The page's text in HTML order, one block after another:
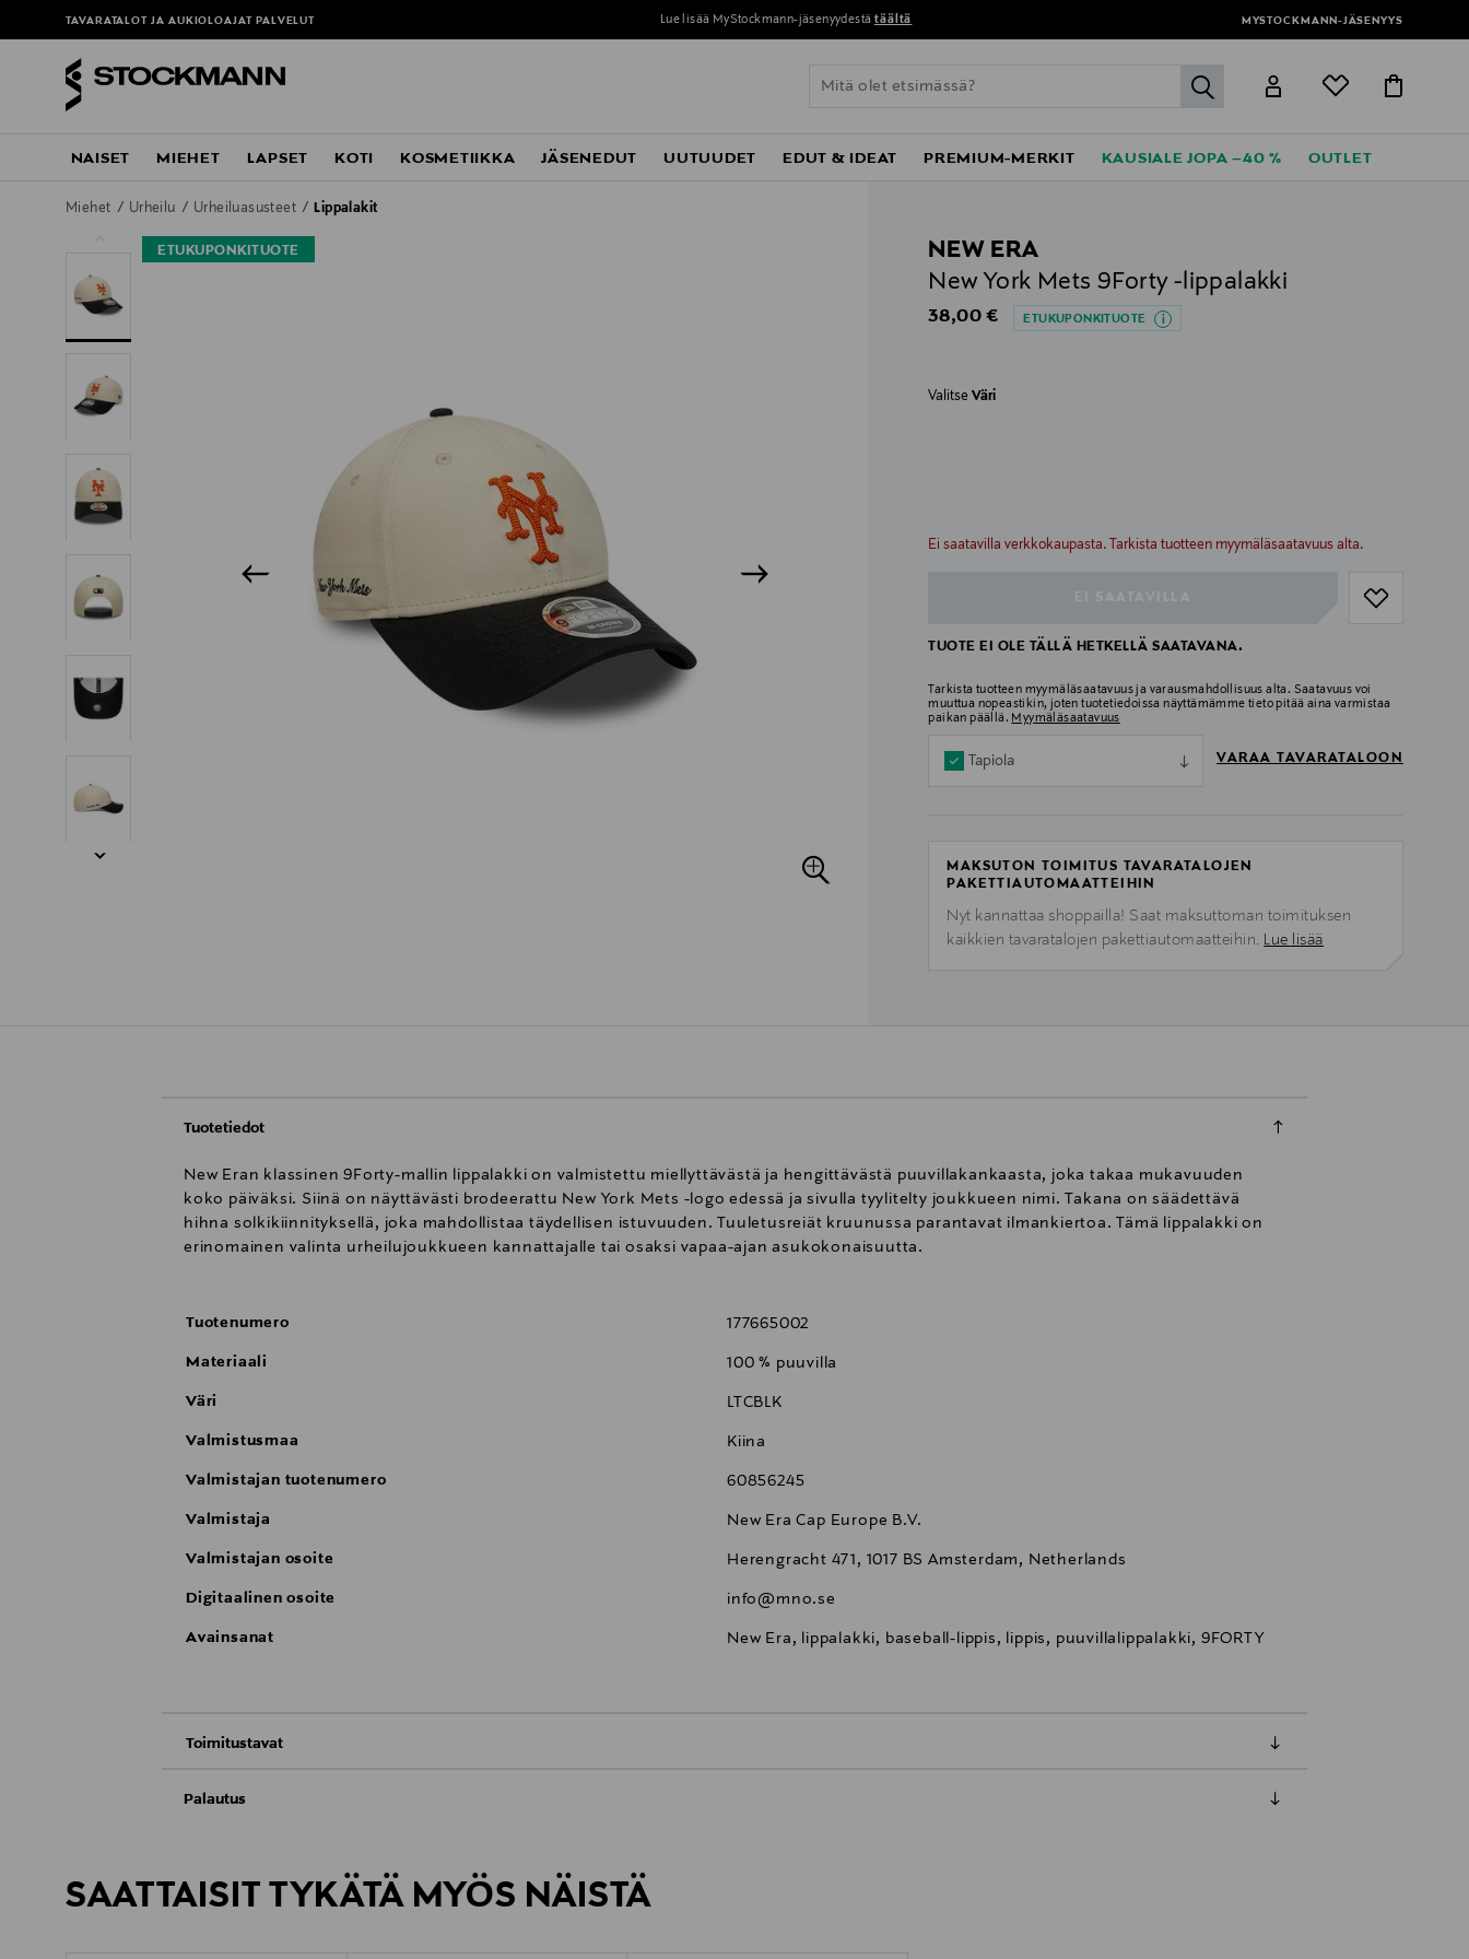
TAVARATALOT JA AUKIOLOAJAT PALVELUT Lue lisää MyStockmann-jäsenyydestä täältä MYSTOCKMANN-JÄSENYYS
label.header.go
NAISET MIEHET LAPSET KOTI KOSMETIIKKA JÄSENEDUT UUTUUDET EDUT & IDEAT PREMIUM-MERKIT KAUSIALE JOPA –40 % OUTLET
Miehet Urheilu Urheiluasusteet Lippalakit
ETUKUPONKITUOTE
NEW ERA
New York Mets 9Forty -lippalakki
Original Price
38,00 € ETUKUPONKITUOTE
ValitseVäri
Ei saatavilla verkkokaupasta. Tarkista tuotteen myymäläsaatavuus alta.
null
TUOTE EI OLE TÄLLÄ HETKELLÄ SAATAVANA.
Tarkista tuotteen myymäläsaatavuus ja varausmahdollisuus alta. Saatavuus voi
muuttua nopeastikin, joten tuotetiedoissa näyttämämme tieto pitää aina varmistaa
paikan päällä. Myymäläsaatavuus
Tapiola VARAA TAVARATALOON
MAKSUTON TOIMITUS TAVARATALOJEN
PAKETTIAUTOMAATTEIHIN
Nyt kannattaa shoppailla! Saat maksuttoman toimituksen
kaikkien tavaratalojen pakettiautomaatteihin. Lue lisää
Tuotetiedot
New Eran klassinen 9Forty-mallin lippalakki on valmistettu miellyttävästä ja hengittävästä puuvillakankaasta, joka takaa mukavuuden
koko päiväksi. Siinä on näyttävästi brodeerattu New York Mets -logo edessä ja sivulla tyylitelty joukkueen nimi. Takana on säädettävä
hihna solkikiinnityksellä, joka mahdollistaa täydellisen istuvuuden. Tuuletusreiät kruunussa parantavat ilmankiertoa. Tämä lippalakki on
erinomainen valinta urheilujoukkueen kannattajalle tai osaksi vapaa-ajan asukokonaisuutta.
Tuotenumero 177665002
Materiaali 100 % puuvilla
Väri LTCBLK
Valmistusmaa Kiina
Valmistajan tuotenumero 60856245
Valmistaja New Era Cap Europe B.V.
Valmistajan osoite Herengracht 471, 1017 BS Amsterdam, Netherlands
Digitaalinen osoite info@mno.se
Avainsanat New Era, lippalakki, baseball-lippis, lippis, puuvillalippalakki, 9FORTY
Toimitustavat
Kotiinkuljetus
Palautus
LUE TARKEMMAT PALAUTUSOHJEET
SAATTAISIT TYKÄTÄ MYÖS NÄISTÄ